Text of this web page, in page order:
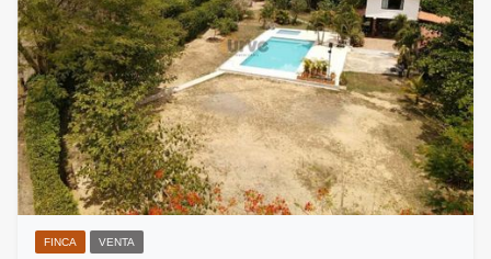
FINCA VENTA